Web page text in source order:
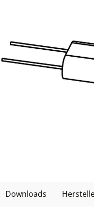
Downloads